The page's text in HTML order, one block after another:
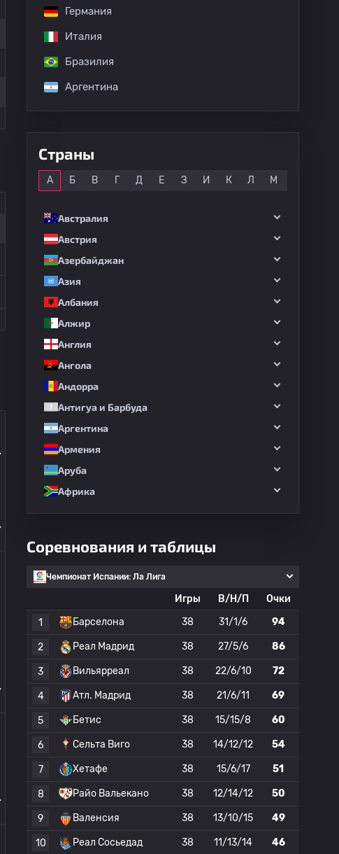
Германия
Италия
Бразилия
Аргентина
Страны
А Б В Г Д Е З И К Л М
Австралия
Австрия
Азербайджан
Азия
Албания
Алжир
Англия
Ангола
Андорра
Антигуа и Барбуда
Аргентина
Армения
Аруба
Африка
Соревнования и таблицы
Чемпионат Испании: Ла Лига
Игры В/Н/П
Очки
1
Барселона 38 31/1/6 94
2 Реал Мадрид 38 27/5/6 86
3 Вильярреал 38 22/6/10 72
4 Атл. Мадрид 38 21/6/11 69
5 Бетис 38 15/15/8 60
6 Сельта Виго 38 14/12/12 54
7 Хетафе 38 15/6/17 51
8 Райо Вальекано 38 12/14/12 50
9 Валенсия 38 13/10/15 49
10 Реал Сосьедад 38 11/13/14 46